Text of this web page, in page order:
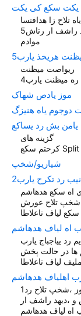
یکت سکع کی یکت
تلاح زا هدافتسا
راشف ار رتاش5
موادم
هریخذ یارب5
ریواصت میظنت
میظنت یارب4
موز یادص شهاک
دوجوم یاه هنيزگ
یامن بش رد یساکع
گزينه های
شیاریو/شخپ
رد تکرح یارب2
اه سکع هدهاشم
شخپ تلاح عورش
سکع لیاف تاعلاطا
اه لیاف هدهاشم
رد یياجباج یارب
ها در حالت پخش
ملیف لیاف تاعلاطا
اهلياف هدهاشم
،شخپ تلاح رد1
،دیهد راشف ار
اه لیاف هدهاشم